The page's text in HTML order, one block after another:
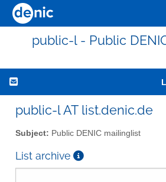
public-l - Public
public-l AT list.denic.de
Subject: Public DENIC mailinglist
List archive